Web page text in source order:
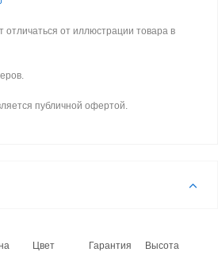
от иллюстрации товара в
публичной офертой.
Цвет
Гарантия
Высота